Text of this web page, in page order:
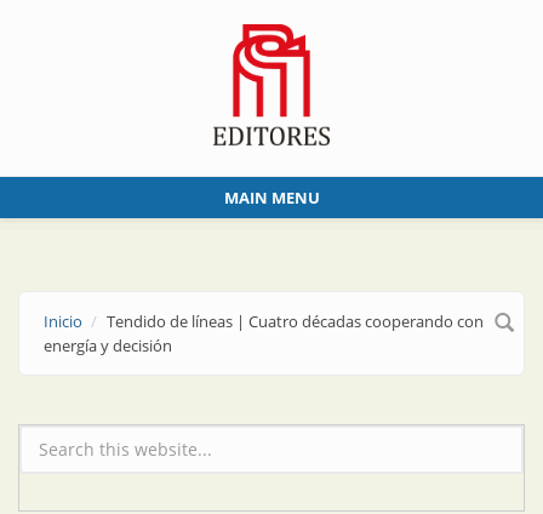
MAIN MENU
Inicio
Tendido de líneas | Cuatro décadas cooperando con
energía y decisión
Formulario de búsqueda